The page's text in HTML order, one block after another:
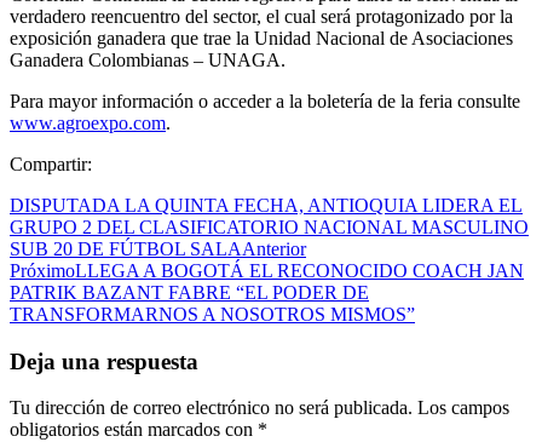
verdadero reencuentro del sector, el cual será protagonizado por la
exposición ganadera que trae la Unidad Nacional de Asociaciones
Ganadera Colombianas – UNAGA.
Para mayor información o acceder a la boletería de la feria consulte
www.agroexpo.com.
Compartir:
DISPUTADA LA QUINTA FECHA, ANTIOQUIA LIDERA EL
GRUPO 2 DEL CLASIFICATORIO NACIONAL MASCULINO
SUB 20 DE FÚTBOL SALAAnterior
PróximoLLEGA A BOGOTÁ EL RECONOCIDO COACH JAN
PATRIK BAZANT FABRE “EL PODER DE
TRANSFORMARNOS A NOSOTROS MISMOS”
Deja una respuesta
Tu dirección de correo electrónico no será publicada. Los campos
obligatorios están marcados con *